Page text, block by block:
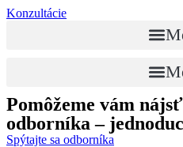
Konzultácie
Pomôžeme vám nájsť
odborníka–
Spýtajte sa odborníka